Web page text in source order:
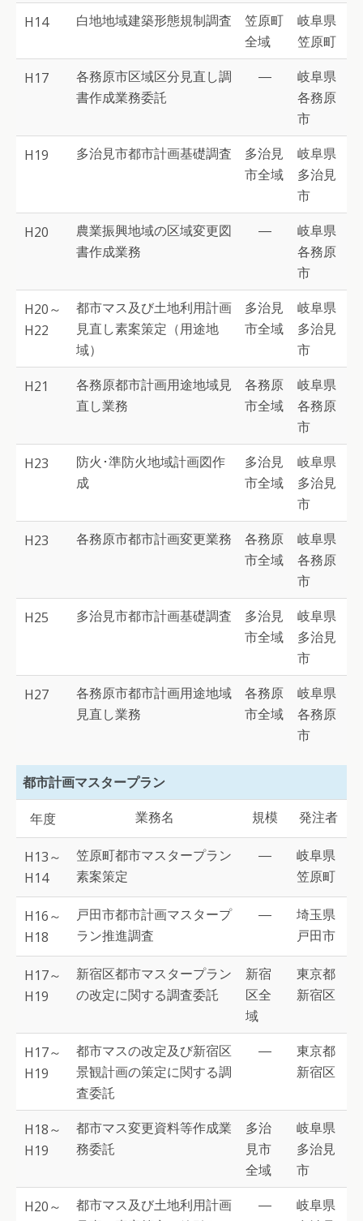
H14 白地地域建築形態規制調査
笠原町
全域
岐阜県
笠原町
H17
各務原市区域区分見直し調
書作成業務委託
―
岐阜県
各務原
市
H19 多治見市都市計画基礎調査
多治見
市全域
岐阜県
多治見
市
H20
農業振興地域の区域変更図
書作成業務
―
岐阜県
各務原
市
H20～
H22
都市マス及び土地利用計画
見直し素案策定（用途地
域）
多治見
市全域
岐阜県
多治見
市
H21
各務原都市計画用途地域見
直し業務
各務原
市全域
岐阜県
各務原
市
H23
防火･準防火地域計画図作
成
多治見
市全域
岐阜県
多治見
市
H23 各務原市都市計画変更業務
各務原
市全域
岐阜県
各務原
市
H25 多治見市都市計画基礎調査
多治見
市全域
岐阜県
多治見
市
H27
各務原市都市計画用途地域
見直し業務
各務原
市全域
岐阜県
各務原
市
都市計画マスタープラン
年度 業務名 規模 発注者
H13～
H14
笠原町都市マスタープラン
素案策定
―
岐阜県
笠原町
H16～
H18
戸田市都市計画マスタープ
ラン推進調査
―
埼玉県
戸田市
H17～
H19
新宿区都市マスタープラン
の改定に関する調査委託
新宿
区全
域
東京都
新宿区
H17～
H19
都市マスの改定及び新宿区
景観計画の策定に関する調
査委託
―
東京都
新宿区
H18～
H19
都市マス変更資料等作成業
務委託
多治
見市
全域
岐阜県
多治見
市
H20～
都市マス及び土地利用計画
―
岐阜県